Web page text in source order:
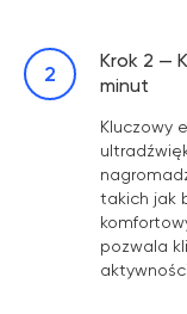
Krok 2 —
minut
Kluczowy
takich jak
pozwala